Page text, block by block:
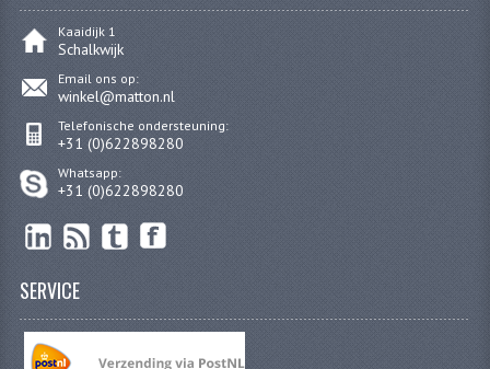
Kaaidijk 1
Schalkwijk
Email ons op:
winkel@matton.nl
Telefonische ondersteuning:
+31 (0)622898280
Whatsapp:
+31 (0)622898280
SERVICE